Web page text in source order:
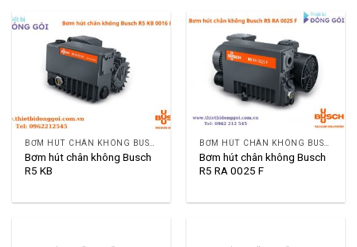
Bơm hút chân không Busch
R5 KB
Bơm hút chân không Busch
R5 RA 0025 F